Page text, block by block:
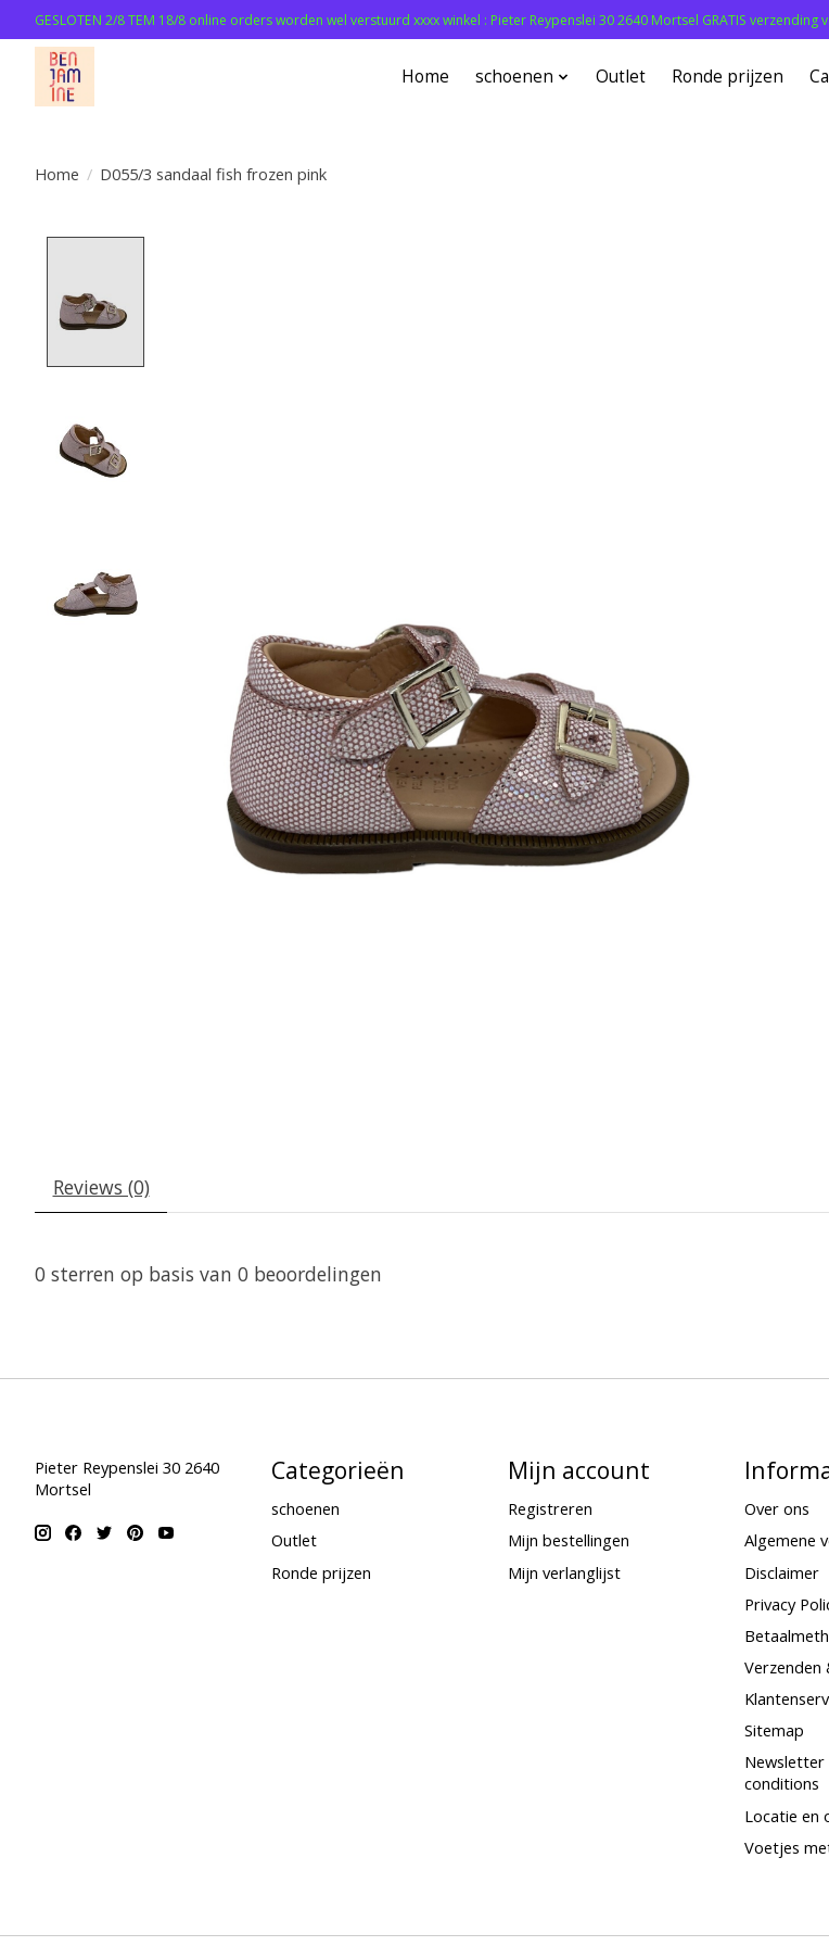
GESLOTEN 2/8 TEM 18/8 online orders worden wel verstuurd xxxx winkel : Pieter Reypenslei 30 2640 Mortsel GRATIS verzending
Home schoenen Outlet Ronde prijzen
Home / D055/3 sandaal fish frozen pink
Reviews (0)
0 sterren op basis van 0 beoordelingen
Pieter Reypenslei 30 2640
Mortsel
Categorieën
schoenen
Outlet
Ronde prijzen
Mijn account
Registreren
Mijn bestellingen
Mijn verlanglijst
Over ons
Algemene
Disclaimer
Privacy
Sitemap
conditions
Locatie en
Voetjes